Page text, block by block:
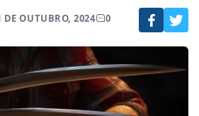
DE OUTUBRO, 2024 0